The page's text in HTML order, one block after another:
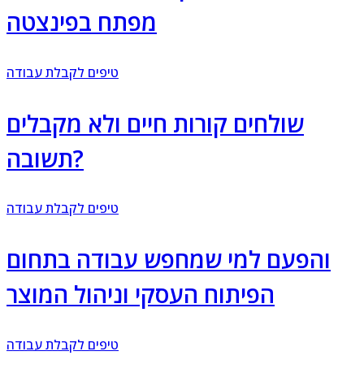
מפתח בפינצטה
טיפים לקבלת עבודה
שולחים קורות חיים ולא מקבלים
תשובה?
טיפים לקבלת עבודה
והפעם למי שמחפש עבודה בתחום
הפיתוח העסקי וניהול המוצר
טיפים לקבלת עבודה